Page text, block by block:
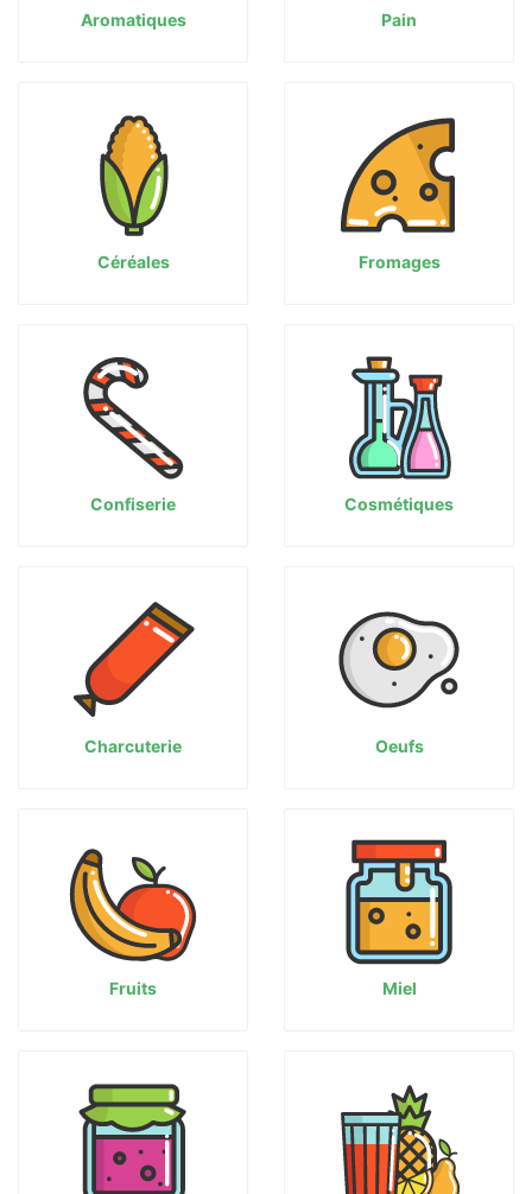
Aromatiques Pain
Céréales Fromages
Confiserie Cosmétiques
Charcuterie Oeufs
Fruits Miel